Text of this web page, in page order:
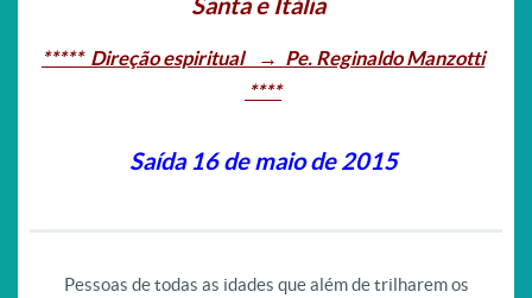
***** Direção espiritual → Pe. Reginaldo Manzotti
****
Saída 16 de maio de 2015
Pessoas de todas as idades que além de trilharem os